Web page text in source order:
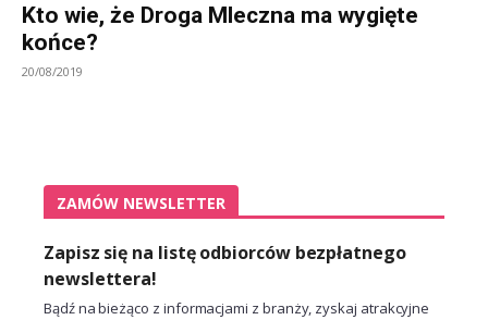
Kto wie, że Droga Mleczna ma wygięte
końce?
20/08/2019
ZAMÓW NEWSLETTER
Zapisz się na listę odbiorców bezpłatnego
newslettera!
Bądź na bieżąco z informacjami z branży, zyskaj atrakcyjne